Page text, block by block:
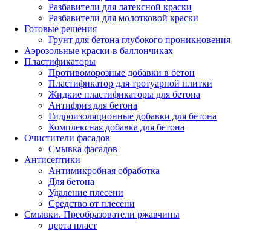
Разбавители для латексной краски
Разбавители для молотковой краски
Готовые решения
Грунт для бетона глубокого проникновения
Аэрозольные краски в баллончиках
Пластификаторы
Противоморозные добавки в бетон
Пластификатор для тротуарной плитки
Жидкие пластификаторы для бетона
Антифриз для бетона
Гидроизоляционные добавки для бетона
Комплексная добавка для бетона
Очистители фасадов
Смывка фасадов
Антисептики
Антимикробная обработка
Для бетона
Удаление плесени
Средство от плесени
Смывки. Преобразователи ржавчины
церта пласт